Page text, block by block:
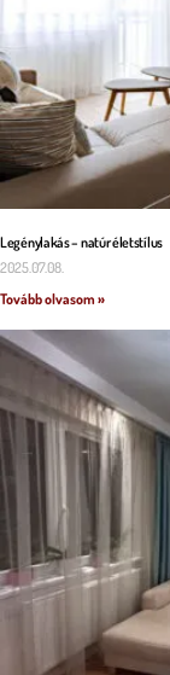
Legénylakás – natúr életstílus
2025.07.08.
Tovább olvasom »